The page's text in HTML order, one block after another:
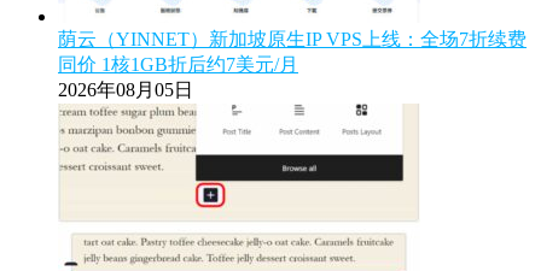
荫云（YINNET）新加坡原生IP VPS上线：全场7折续费
同价 1核1GB折后约7美元/月
2026年08月05日